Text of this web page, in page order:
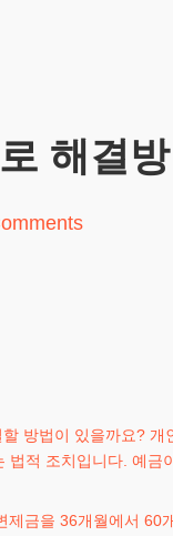
해결
방법이 있을까요?
법적 조치입니다. 예
제금을 36개월에서 60